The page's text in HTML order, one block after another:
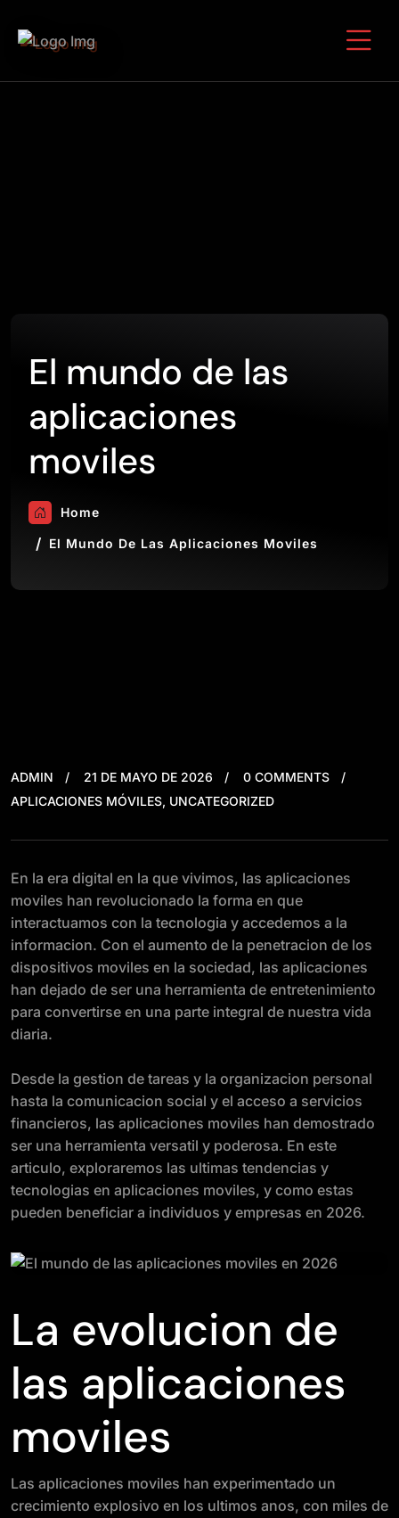
El mundo de las
aplicaciones
moviles
Home
El Mundo De Las Aplicaciones Moviles
ADMIN 21 DE MAYO DE 2026
0 COMMENTS
APLICACIONES MÓVILES, UNCATEGORIZED
En la era digital en la que vivimos, las aplicaciones
moviles han revolucionado la forma en que
interactuamos con la tecnologia y accedemos a la
informacion. Con el aumento de la penetracion de los
dispositivos moviles en la sociedad, las aplicaciones
han dejado de ser una herramienta de entretenimiento
para convertirse en una parte integral de nuestra vida
diaria.
Desde la gestion de tareas y la organizacion personal
hasta la comunicacion social y el acceso a servicios
financieros, las aplicaciones moviles han demostrado
ser una herramienta versatil y poderosa. En este
articulo, exploraremos las ultimas tendencias y
tecnologias en aplicaciones moviles, y como estas
pueden beneficiar a individuos y empresas en 2026.
La evolucion de
las aplicaciones
moviles
Las aplicaciones moviles han experimentado un
crecimiento explosivo en los ultimos anos, con miles de